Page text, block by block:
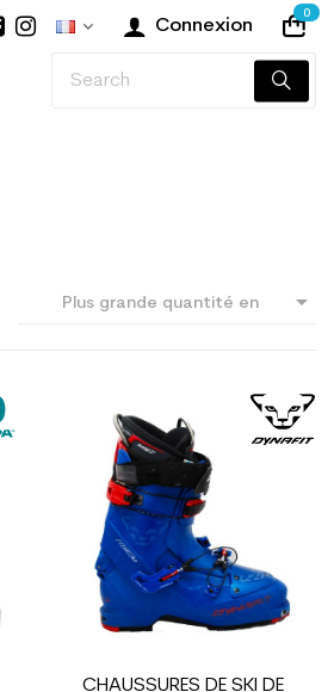
Connexion
0
Plus grande quantité en 
CHAUSSURES DE SKI DE